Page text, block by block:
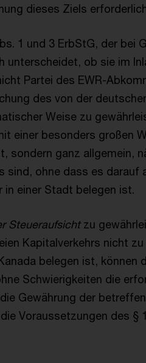
dieses Ziels
1 und 3 ErbStG, der bei
ob sie im
Partei des EWR-
des von der
Weise zu
einer besonders großen
sondern ganz allgemein,
sind, ohne dass es darauf
in einer Stadt belegen ist.
Steueraufsichtzu
Kapitalverkehrs nicht
belegen ist, können
Schwierigkeiten die
Gewährung der
Voraussetzungen des §